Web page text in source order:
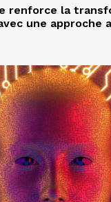
renforce la
une approche